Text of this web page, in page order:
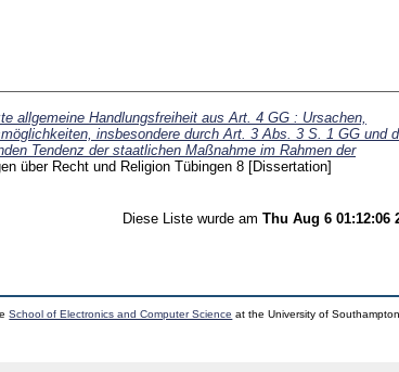
allgemeine Handlungsfreiheit aus Art. 4 GG : Ursachen,
insbesondere durch Art. 3 Abs. 3 S. 1 GG und
Tendenz der staatlichen Maßnahme im Rahmen der
über Recht und Religion Tübingen 8 [Dissertation]
Diese Liste wurde am Thu Aug 6 01:12:06
School of Electronics and Computer Science at the University of